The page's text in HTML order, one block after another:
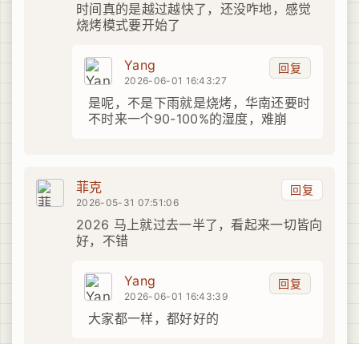
时间真的是越过越快了，还没咋地，感觉
烧烤模式要开始了
回复
Yang
2026-06-01 16:43:27
是呢，不是下雨就是烧烤，华南还要时
不时来一个90-100%的湿度，难崩
回复
菲克
2026-05-31 07:51:06
2026 马上就过去一半了，看起来一切皆向
好，不错
回复
Yang
2026-06-01 16:43:39
大家都一样，都好好的